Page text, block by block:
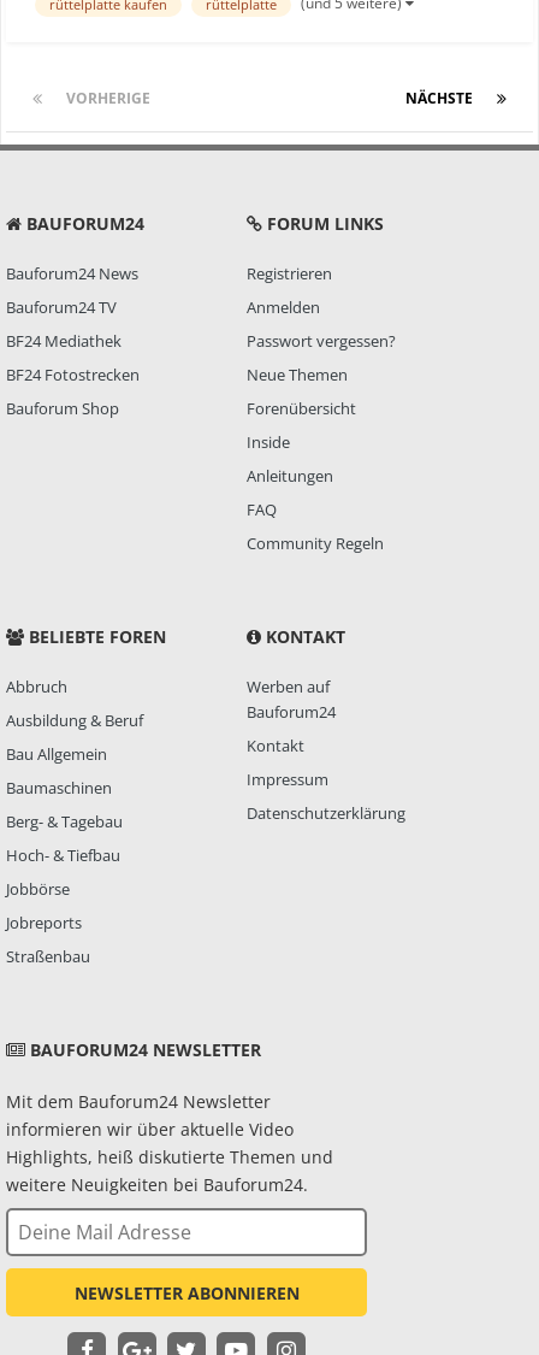
leistungsstark und schwer...
rüttelplatte kaufen rüttelplatte
VORHERIGE NÄCHSTE
BAUFORUM24
Bauforum24 News
Bauforum24 TV
BF24 Mediathek
BF24 Fotostrecken
Bauforum Shop
FORUM LINKS
Registrieren
Anmelden
Passwort vergessen?
Neue Themen
Forenübersicht
Inside
Anleitungen
FAQ
Community Regeln
BELIEBTE FOREN
Abbruch
Ausbildung & Beruf
Bau Allgemein
Baumaschinen
Berg- & Tagebau
Hoch- & Tiefbau
Jobbörse
Jobreports
Straßenbau
KONTAKT
Werben auf
Bauforum24
Kontakt
Impressum
Datenschutzerklärung
BAUFORUM24 NEWSLETTER
Mit dem Bauforum24 Newsletter
informieren wir über aktuelle Video
Highlights, heiß diskutierte Themen und
weitere Neuigkeiten bei Bauforum24.
NEWSLETTER ABONNIEREN